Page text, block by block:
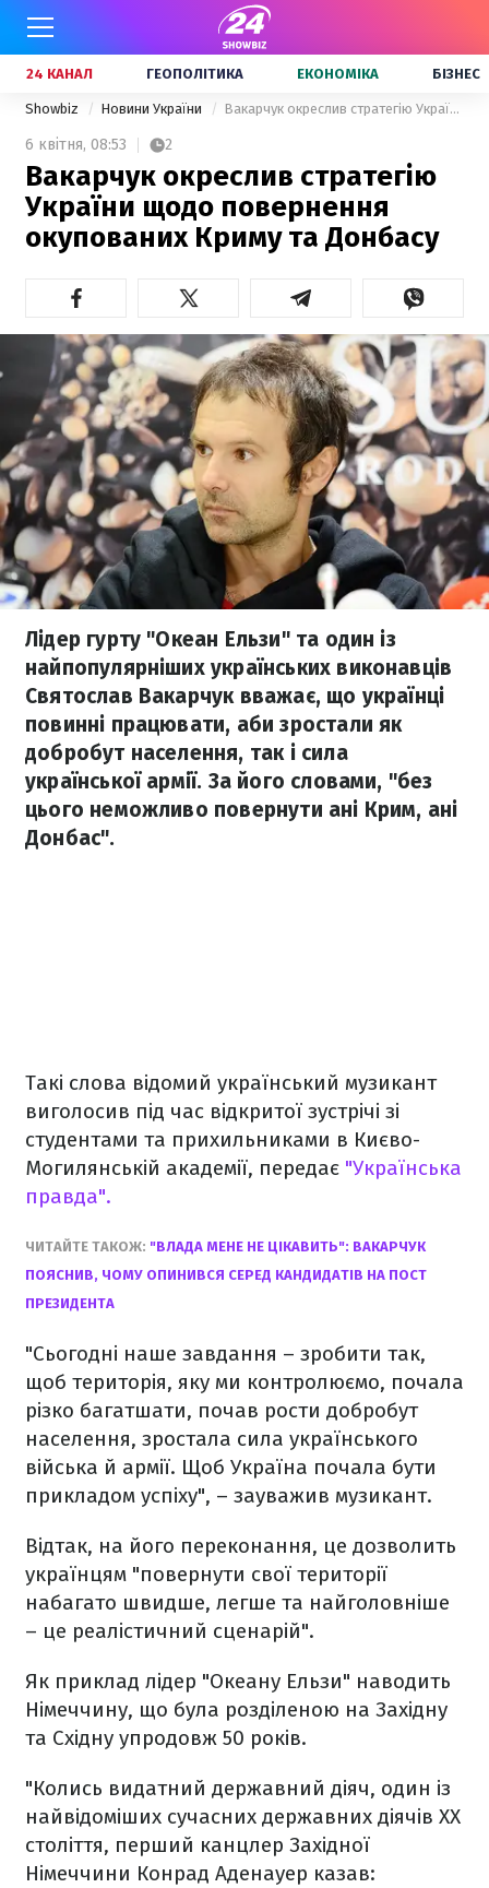
24 КАНАЛ ГЕОПОЛІТИКА ЕКОНОМІКА БІЗНЕС
Showbiz Новини України Вакарчук окреслив стратегію України щодо повернення окупованих Криму та Донбасу
6 квітня, 08:53 2
Вакарчук окреслив стратегію
України щодо повернення
окупованих Криму та Донбасу
Лідер гурту "Океан Ельзи" та один із
найпопулярніших українських виконавців
Святослав Вакарчук вважає, що українці
повинні працювати, аби зростали як
добробут населення, так і сила
української армії. За його словами, "без
цього неможливо повернути ані Крим, ані
Донбас".
Такі слова відомий український музикант
виголосив під час відкритої зустрічі зі
студентами та прихильниками в Києво-
Могилянській академії, передає "Українська
правда".
ЧИТАЙТЕ ТАКОЖ: "ВЛАДА МЕНЕ НЕ ЦІКАВИТЬ": ВАКАРЧУК
ПОЯСНИВ, ЧОМУ ОПИНИВСЯ СЕРЕД КАНДИДАТІВ НА ПОСТ
ПРЕЗИДЕНТА
"Сьогодні наше завдання – зробити так,
щоб територія, яку ми контролюємо, почала
різко багатшати, почав рости добробут
населення, зростала сила українського
війська й армії. Щоб Україна почала бути
прикладом успіху", – зауважив музикант.
Відтак, на його переконання, це дозволить
українцям "повернути свої території
набагато швидше, легше та найголовніше
– це реалістичний сценарій".
Як приклад лідер "Океану Ельзи" наводить
Німеччину, що була розділеною на Західну
та Східну упродовж 50 років.
"Колись видатний державний діяч, один із
найвідоміших сучасних державних діячів ХХ
століття, перший канцлер Західної
Німеччини Конрад Аденауер казав: